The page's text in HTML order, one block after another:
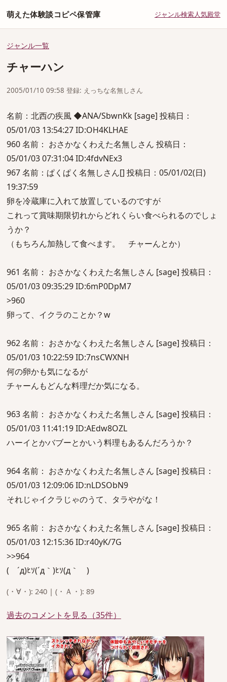
萌えた体験談コピペ保管庫 ジャンル検索人気殿堂
ジャンル一覧
チャーハン
2005/01/10 09:58 登録: えっちな名無しさん
名前：北西の疾風 ◆ANA/SbwnKk [sage] 投稿日：
05/01/03 13:54:27 ID:OH4KLHAE
960 名前： おさかなくわえた名無しさん 投稿日：
05/01/03 07:31:04 ID:4fdvNEx3
967 名前：ぱくぱく名無しさん[] 投稿日：05/01/02(日)
19:37:59
卵を冷蔵庫に入れて放置しているのですが
これって賞味期限切れからどれくらい食べられるのでしょ
うか？
（もちろん加熱して食べます。 チャーんとか）
961 名前： おさかなくわえた名無しさん [sage] 投稿日：
05/01/03 09:35:29 ID:6mP0DpM7
>960
卵って、イクラのことか？w
962 名前： おさかなくわえた名無しさん [sage] 投稿日：
05/01/03 10:22:59 ID:7nsCWXNH
何の卵かも気になるが
チャーんもどんな料理だか気になる。
963 名前： おさかなくわえた名無しさん [sage] 投稿日：
05/01/03 11:41:19 ID:AEdw8OZL
ハーイとかバブーとかいう料理もあるんだろうか？
964 名前： おさかなくわえた名無しさん [sage] 投稿日：
05/01/03 12:09:06 ID:nLDSObN9
それじゃイクラじゃのうて、タラやがな！
965 名前： おさかなくわえた名無しさん [sage] 投稿日：
05/01/03 12:15:36 ID:r40yK/7G
>>964
( ´д)ﾋｿ(´д｀)ﾋｿ(д｀ )
(・∀・): 240 | (・Ａ・): 89
過去のコメントを見る（35件）